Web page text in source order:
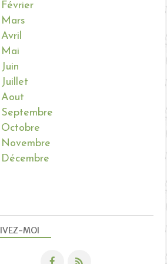
MOI
Février
Mars
Avril
Mai
Juin
Juillet
Aout
Septembre
Octobre
Novembre
Décembre